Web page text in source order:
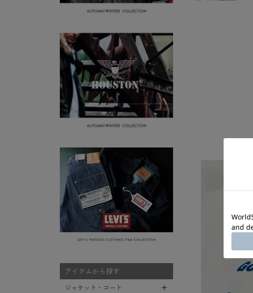
アイテムから探す
ジャケット・コート